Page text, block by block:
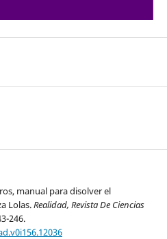
manual para disolver el
Lolas.Realidad, Revista De Ciencias
246.